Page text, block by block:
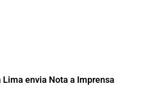
envia Nota a Imprensa